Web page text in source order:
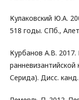
Кулаковский Ю.А.
518 годы. СПб.,
Курбанов А.В.
Серида). Дисс.